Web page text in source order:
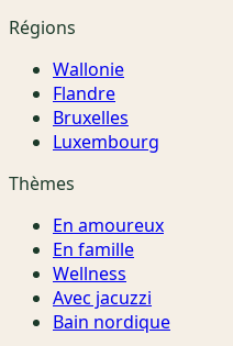
Régions
Wallonie
Flandre
Bruxelles
Luxembourg
Thèmes
En amoureux
En famille
Wellness
Avec jacuzzi
Bain nordique